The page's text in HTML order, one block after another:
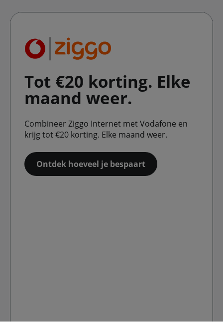
Tot €20 korting. Elke
maand weer.
Combineer Ziggo Internet met Vodafone en
krijg tot €20 korting. Elke maand weer.
Ontdek hoeveel je bespaart